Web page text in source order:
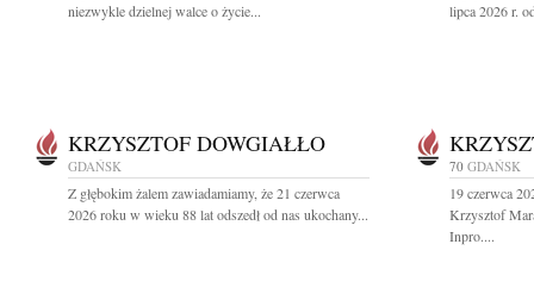
niezwykle dzielnej walce o życie...
lipca 2026 r.
KRZYSZTOF DOWGIAŁŁO
GDAŃSK
Z głębokim żalem zawiadamiamy, że 21 czerwca
2026 roku w wieku 88 lat odszedł od nas ukochany...
70 GDAŃSK
19 czerwca
Krzysztof
Inpro....